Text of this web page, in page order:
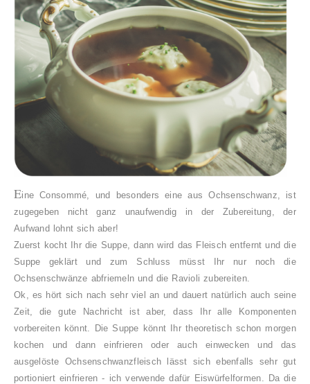
Eine Consommé, und besonders eine aus Ochsenschwanz, ist
zugegeben nicht ganz unaufwendig in der Zubereitung, der
Aufwand lohnt sich aber!
Zuerst kocht Ihr die Suppe, dann wird das Fleisch entfernt und die
Suppe geklärt und zum Schluss müsst Ihr nur noch die
Ochsenschwänze abfriemeln und die Ravioli zubereiten.
Ok, es hört sich nach sehr viel an und dauert natürlich auch seine
Zeit, die gute Nachricht ist aber, dass Ihr alle Komponenten
vorbereiten könnt. Die Suppe könnt Ihr theoretisch schon morgen
kochen und dann einfrieren oder auch einwecken und das
ausgelöste Ochsenschwanzfleisch lässt sich ebenfalls sehr gut
portioniert einfrieren - ich verwende dafür Eiswürfelformen. Da die